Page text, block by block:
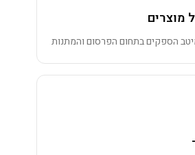
מוצרים
הספקים בתחום הפרסום והמתנות